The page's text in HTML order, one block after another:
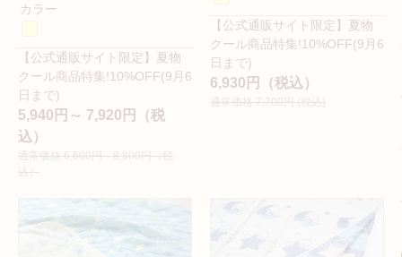
カラー
【公式通販サイト限定】夏物
クール商品特集!10%OFF(9月6
日まで)
5,940円～ 7,920円（税
込）
通常価格 6,600円～8,800円（税
込）
【公式通販サイト限定】夏物
クール商品特集!10%OFF(9月6
日まで)
6,930円（税込）
通常価格 7,700円 (税込)